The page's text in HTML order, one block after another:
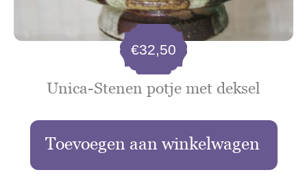
Unica-Stenen potje met deksel
€32,50
Toevoegen aan winkelwagen